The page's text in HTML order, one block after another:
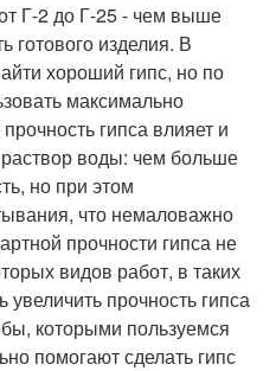
Г-2 до Г-25 - чем выше
готового изделия. В
хороший гипс, но по
максимально
гипса влияет и
воды: чем больше
но при этом
что немаловажно
прочности гипса не
видов работ, в таких
прочность гипса
которыми пользуемся
помогают сделать гипс